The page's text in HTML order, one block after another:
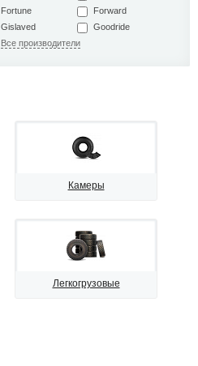
Fortune
Forward
Gislaved
Goodride
Все производители
Камеры
Легкогрузовые